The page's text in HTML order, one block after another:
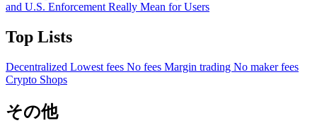
and U.S. Enforcement Really Mean for Users
Top Lists
Decentralized Lowest fees No fees Margin trading No maker fees
Crypto Shops
その他